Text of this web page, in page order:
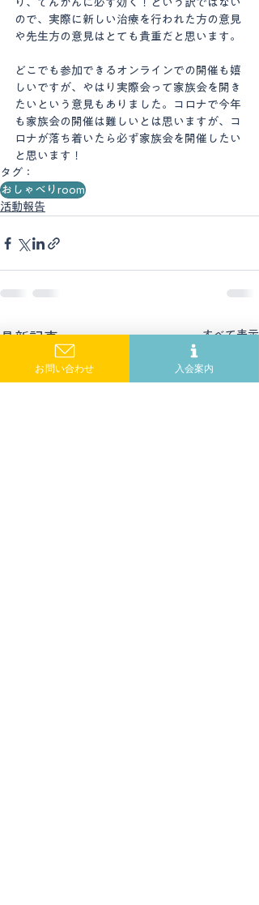
り、てんかんに必ず効く！という訳ではない
ので、実際に新しい治療を行われた方の意見
や先生方の意見はとても貴重だと思います。
どこでも参加できるオンラインでの開催も嬉
しいですが、やはり実際会って家族会を開き
たいという意見もありました。コロナで今年
も家族会の開催は難しいとは思いますが、コ
ロナが落ち着いたら必ず家族会を開催したい
と思います！
タグ：
おしゃべりroom
活動報告
最新記事 すべて表示
お問い合わせ 入会案内